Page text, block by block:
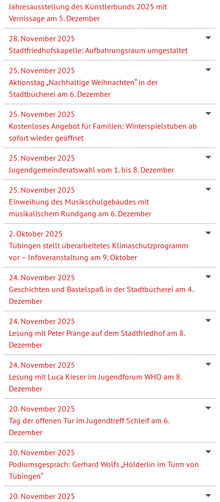
Jahresausstellung des Künstlerbunds 2025 mit
Vernissage am 5. Dezember
28. November 2025
Stadtfriedhofskapelle: Aufbahrungsraum umgestaltet
25. November 2025
Aktionstag „Nachhaltige Weihnachten“ in der
Stadtbücherei am 6. Dezember
25. November 2025
Kostenloses Angebot für Familien: Winterspielstuben ab
sofort wieder geöffnet
25. November 2025
Jugendgemeinderatswahl vom 1. bis 8. Dezember
25. November 2025
Einweihung des Musikschulgebäudes mit
musikalischem Rundgang am 6. Dezember
2. Oktober 2025
Tübingen stellt überarbeitetes Klimaschutzprogramm
vor – Infoveranstaltung am 9. Oktober
24. November 2025
Geschichten und Bastelspaß in der Stadtbücherei am 4.
Dezember
24. November 2025
Lesung mit Peter Prange auf dem Stadtfriedhof am 8.
Dezember
24. November 2025
Lesung mit Luca Kieser im Jugendforum WHO am 8.
Dezember
20. November 2025
Tag der offenen Tür im Jugendtreff Schleif am 6.
Dezember
20. November 2025
Podiumsgespräch: Gerhard Wolfs „Hölderlin im Turm von
Tübingen“
20. November 2025